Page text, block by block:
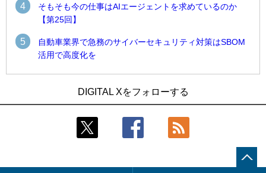
4
そもそも今の仕事はAIエージェントを求めているのか
【第25回】
5
自動車業界で急務のサイバーセキュリティ対策はSBOM
活用で高度化を
技術を使う抽出方法の研究開始
Umios、消費者起点の販売計画策定に向けたAIシステムを本格
【COMPUTEX 2026：Arm編】チップ自社製造で鍵を握る台
湾サプライチェーン、英Armが連携を強調
合基盤を本格稼働
鹿島建設、鋼管柱へのコンクリート充填時の異常を検出する
AIを遠隔監視システムに実装
近大病院と中外製薬、治験参加者組み入れに電子カルテとAI
技術を使う抽出方法の研究開始
DIGITAL Xをフォローする